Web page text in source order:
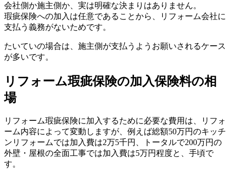
会社側か施主側か、実は明確な決まりはありません。
瑕疵保険への加入は任意であることから、リフォーム会社に
支払う義務がないためです。
たいていの場合は、施主側が支払うようお願いされるケース
が多いです。
リフォーム瑕疵保険の加入保険料の相
場
リフォーム瑕疵保険に加入するために必要な費用は、リフォ
ーム内容によって変動しますが、例えば総額50万円のキッチ
ンリフォームでは加入費は2万5千円、トータルで200万円の
外壁・屋根の全面工事では加入費は5万円程度と、手頃で
す。